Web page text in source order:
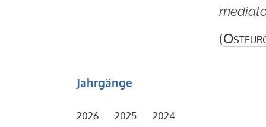
(
Jahrgänge
2026 2025 2024